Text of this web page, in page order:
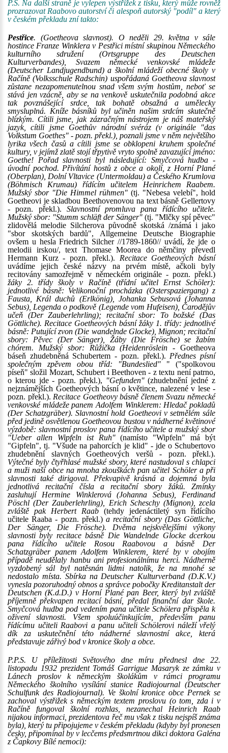
P.S. Na další straně je vylepen výstřižek z tisku, který může rovněž
prozrazovat Raabovo autorství či alespoň autorský "podíl" a který
v českém překladu zní takto:
Pestřice. (Goetheova slavnost). O neděli 29. května v sále
hostince Franze Winklera v Pestřici místní skupinou Německého
kulturního sdružení (Ortsgruppe des Deutschen
Kulturverbandes), Svazem německé venkovské mládeže
(Deutscher Landjugendbund) a školní mládeží obecné školy v
Račíně (Volksschule Radschin) uspořádaná Goetheova slavnost
zůstane nezapomenutelnou snad všem svým hostům, neboť se
stává jen vzácně, aby se na venkově uskutečnila podobná akce
tak povznášející srdce, tak bohatě obsažná a umělecky
smysluplná. Kníže básníků byl učiněn našim srdcím skutečně
blízkým. Cítili jsme, jak zázračným nástrojem je náš mateřský
jazyk, cítili jsme Goethův národní svéráz (v originále "das
Volkstum Goethes" - pozn. překl.), poznali jsme v něm největšího
lyrika všech časů a cítili jsme se obklopeni kruhem společné
kultury, v jejímž zlatě stojí třpytivě vryto spolně zavazující jméno:
Goethe! Pořad slavnosti byl následující: Smyčcová hudba -
úvodní pochod. Přivítání hostů z obce a okolí, z Horní Plané
(Oberplan), Dolní Vltavice (Untermoldau) a Českého Krumlova
(Böhmisch Krumau) řídícím učitelem Heinrichem Raabem.
Mužský sbor "Die Himmel rühmen" (tj. "Nebesa velebí", hold
Goetheovi je skladbou Beethovenovou na text básně Gellertovy
- pozn. překl.). Slavnostní promluva pana řídícího učitele.
Mužský sbor: "Stumm schläft der Sänger" (tj. "Mlčky spí pěvec"
zlidovělá melodie Silcherova původně skotská /známá i jako
"sbor skotských bardů", Allgemeine Deutsche Biographie
ovšem u hesla Friedrich Silcher //1789-1860// uvádí, že jde o
melodii irskou/, text Thomase Moorea do němčiny převedl
Hermann Kurz - pozn. překl.). Recitace Goetheových básní
uvádíme jejich české názvy na prvém místě, ačkoli byly
recitovány samozřejmě v německém originále - pozn. překl.)
žáky 2. třídy školy v Račíně (třídní učitel Ernst Schöler):
jednotlivé básně: Velikonoční procházka (Osterspaziergang) z
Fausta, Král duchů (Erlkönig), Johanka Sebusová (Johanna
Sebus), Legenda o podkově (Legende vom Hufeisen), Čarodějův
učeň (Der Zauberlehrling); recitační sbor: To božské (Das
Göttliche). Recitace Goetheových básní žáky 1. třídy: jednotlivé
básně: Putující zvon (Die wandelnde Glocke), Mignon; recitační
sbory: Pěvec (Der Sänger), Žáby (Die Frösche) se žabím
chórem. Mužský sbor: Růžička (Heidenröslein - Goetheova
báseň zhudebněná Schubertem - pozn. překl.). Přednes písní
společným zpěvem obou tříd: "Bundeslied" " ("spolkovou
píseň" složil Mozart, Schubert i Beethoven - z textu není patrno,
o kterou jde - pozn. překl.), "Gefunden"(zhudebnění jedné z
nejznámějších Goetheových básní o květince, nalezené v lese -
pozn. překl.). Recitace Goetheovy básně členem Svazu německé
venkovské mládeže panem Adolfem Winklerem: Hledač pokladů
(Der Schatzgräber). Slavnostní hold Goetheovi v setmělém sále
před jedině osvětlenou Goetheovou bustou v nádherné květinové
výzdobě: slavnostní proslov pana řídícího učitele a mužský sbor
"Ueber allen Wipfeln ist Ruh"(namísto "Wipfeln" má být
"Gipfeln", tj. "Všude na pahorcích je klid" - jde o Schubertovo
zhudebnění slavných Goetheových veršů - pozn. překl.).
Výtečné byly čtyřhlasé mužské sbory, které nastudoval s chlapci
a muži naší obce na mnoha zkouškách pan učitel Schöler a při
slavnosti také dirigoval. Překvapivě krásná a dojemná byla
jednotlivá recitační čísla a recitační sbory žáků. Zmínky
zasluhují Hermine Winklerová (Johanna Sebus), Ferdinand
Pöschl (Der Zauberlehrling), Erich Scheschy (Mignon), zcela
zvláště pak Herbert Raab (tehdy jedenáctiletý syn řídícího
učitele Raaba - pozn. překl.)a recitační sbory (Das Göttliche,
Der Sänger, Die Frösche). Dvěma nejskvělejšími výkony
slavnosti byly recitace básně Die Wandelnde Glocke dcerkou
pana řídícího učitele Rosou Raabovou a básně Der
Schatzgräber panem Adolfem Winklerem, které by v obojím
případě neudělaly hanbu ani profesionálnímu herci. Nádherně
vyzdobený sál byl natěsnán lidmi natolik, že na mnohé se
nedostalo místa. Sbírka na Deutscher Kulturverband (D.K.V.)
vynesla pozoruhodný obnos a správce pobočky Kreditanstalt der
Deutschen (K.d.D.) v Horní Plané pan Beer, který byl zvláště
příjemně překvapen recitací básní, předal finanční dar škole.
Smyčcová hudba pod vedením pana učitele Schölera přispěla k
oživení slavnosti. Všem spoluúčinkujícím, především panu
řídícímu učiteli Raabovi a panu učiteli Schölerovi náleží vřelý
dík za uskutečnění této nádherné slavnostní akce, která
představuje zářivý bod v kronice školy a obce.
P.P.S. U příležitosti Světového dne míru přednesl dne 22.
listopadu 1932 prezident Tomáš Garrigue Masaryk ze zámku v
Lánech proslov k německým školákům v rámci programu
Německého školního vysílání stanice Radiojournal (Deutscher
Schulfunk des Radiojournal). Ve školní kronice obce Pernek se
zachoval výstřižek s německým textem proslovu (o tom, zda i v
Račíně fungoval školní rozhlas, nezanechal Heinrich Raab
nijakou informaci, prezidentova řeč mu však z tisku nejspíš známa
byla), který tu připojujeme v českém překladu (kdyby byl pronesen
česky, připomínal by v lecčems předsmrtnou dikci doktora Galéna
z Čapkovy Bílé nemoci):